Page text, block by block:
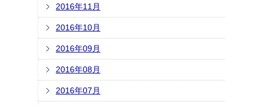
2016年11月
2016年10月
2016年09月
2016年08月
2016年07月